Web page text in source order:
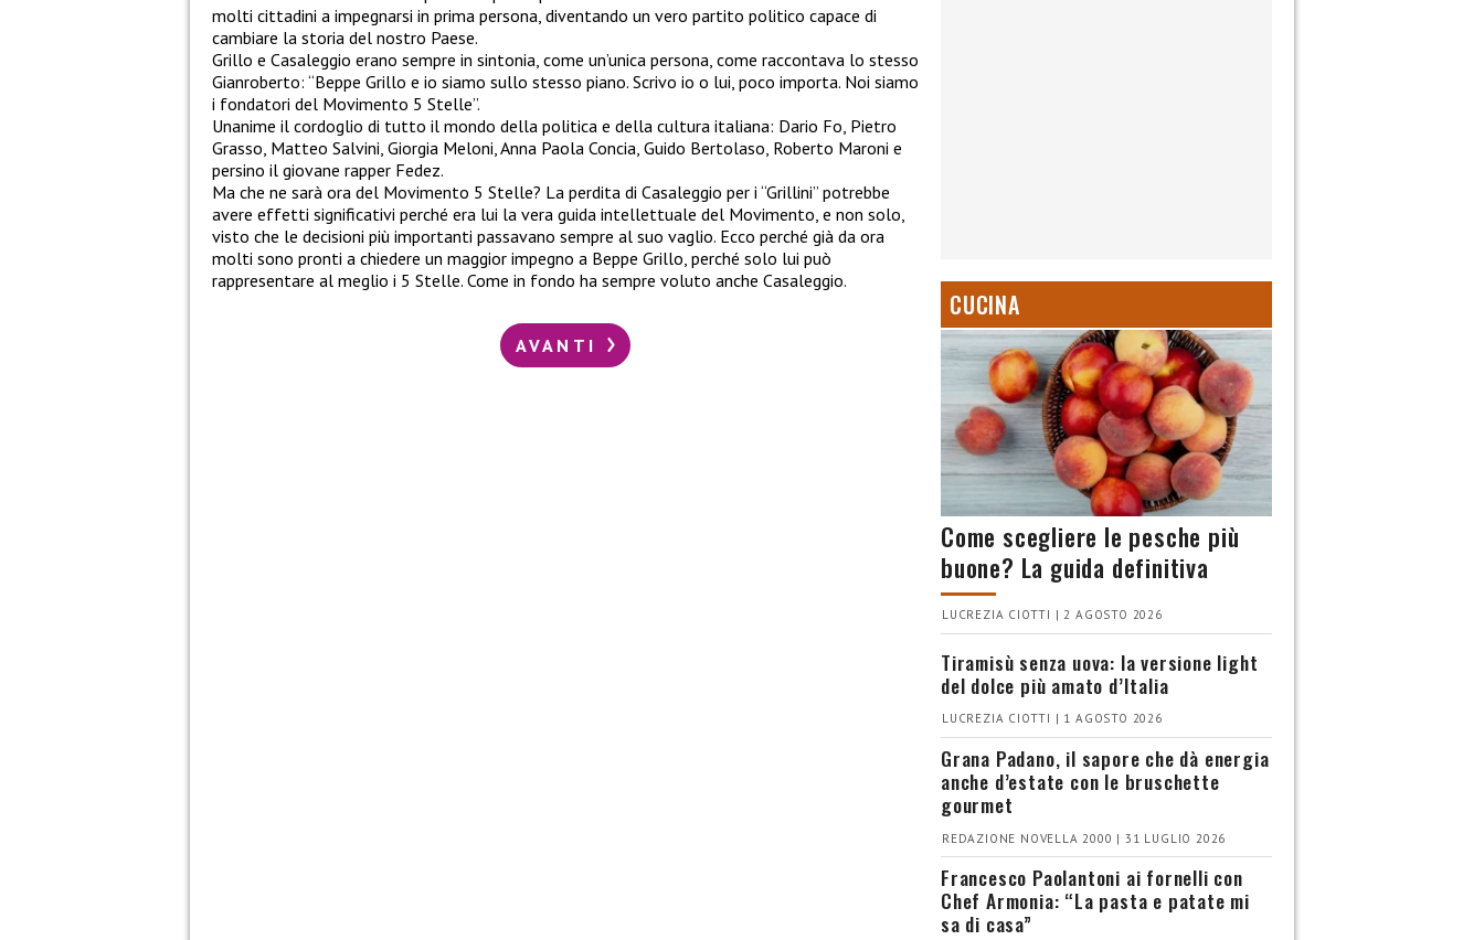
molti cittadini a impegnarsi in prima persona, diventando un vero partito politico capace di
cambiare la storia del nostro Paese.
Grillo e Casaleggio erano sempre in sintonia, come un’unica persona, come raccontava lo stesso
Gianroberto: “Beppe Grillo e io siamo sullo stesso piano. Scrivo io o lui, poco importa. Noi siamo
i fondatori del Movimento 5 Stelle”.
Unanime il cordoglio di tutto il mondo della politica e della cultura italiana: Dario Fo, Pietro
Grasso, Matteo Salvini, Giorgia Meloni, Anna Paola Concia, Guido Bertolaso, Roberto Maroni e
persino il giovane rapper Fedez.
Ma che ne sarà ora del Movimento 5 Stelle? La perdita di Casaleggio per i “Grillini” potrebbe
avere effetti significativi perché era lui la vera guida intellettuale del Movimento, e non solo,
visto che le decisioni più importanti passavano sempre al suo vaglio. Ecco perché già da ora
molti sono pronti a chiedere un maggior impegno a Beppe Grillo, perché solo lui può
rappresentare al meglio i 5 Stelle. Come in fondo ha sempre voluto anche Casaleggio.
AVANTI
CUCINA
Come scegliere le pesche più
buone? La guida definitiva
LUCREZIA CIOTTI | 2 AGOSTO 2026
Tiramisù senza uova: la versione light
del dolce più amato d’Italia
LUCREZIA CIOTTI | 1 AGOSTO 2026
Grana Padano, il sapore che dà energia
anche d’estate con le bruschette
gourmet
REDAZIONE NOVELLA 2000 | 31 LUGLIO 2026
Francesco Paolantoni ai fornelli con
Chef Armonia: “La pasta e patate mi
sa di casa”